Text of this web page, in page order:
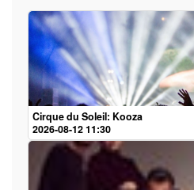
Cirque du Soleil: Kooza
2026-08-12 11:30